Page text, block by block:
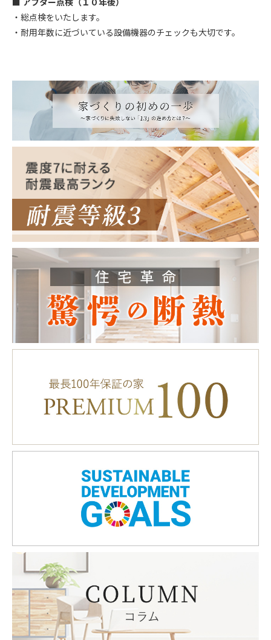
・総点検をいたします。
・耐用年数に近づいている設備機器のチェックも大切です。